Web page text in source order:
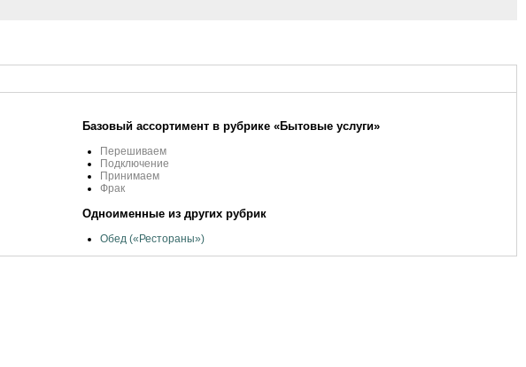
Базовый ассортимент в рубрике «Бытовые услуги»
Перешиваем
Подключение
Принимаем
Фрак
Одноименные из других рубрик
Обед («Рестораны»)